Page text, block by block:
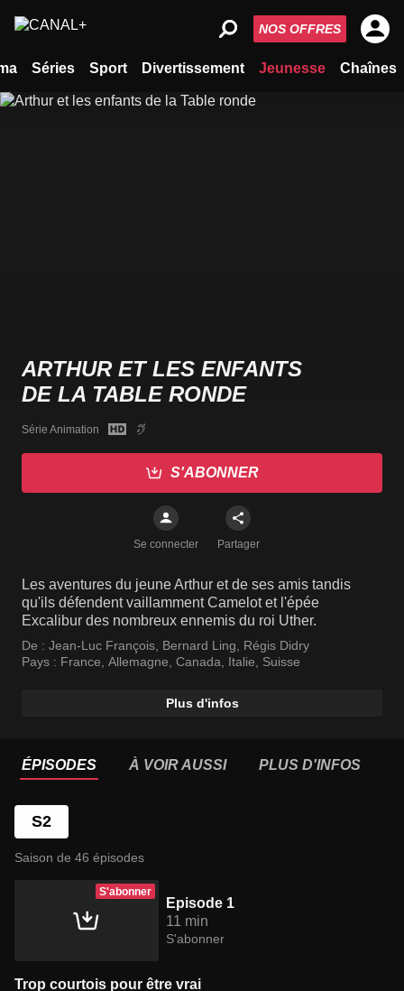
Séries Sport Divertissement Jeunesse Chaînes
NOS OFFRES
ARTHUR ET LES ENFANTS
DE LA TABLE RONDE
Série Animation
S'ABONNER
Se connecter Partager
Les aventures du jeune Arthur et de ses amis tandis
qu'ils défendent vaillamment Camelot et l'épée
Excalibur des nombreux ennemis du roi Uther.
De : Jean-Luc François Bernard Ling
Régis Didry
Pays : France Allemagne Canada Italie Suisse
Plus d'infos
ÉPISODES À VOIR AUSSI PLUS D'INFOS
S2
Saison de 46 épisodes
S'abonner
Episode 1
11 min
S'abonner
Trop courtois pour être vrai